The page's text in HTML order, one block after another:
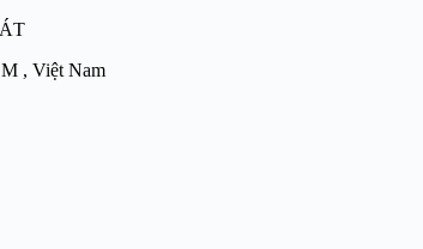
, Việt Nam